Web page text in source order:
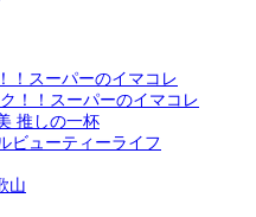
！スーパーのイマコレ
！！スーパーのイマコレ
推しの一杯
ビューティーライフ
山